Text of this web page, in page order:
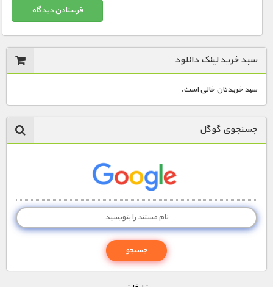
سبد خرید لینک دانلود
سبد خریدتان خالی است.
جستجوی گوگل